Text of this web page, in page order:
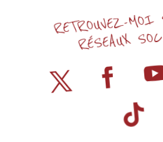
RETROUVEZ-
RÉSEAUX